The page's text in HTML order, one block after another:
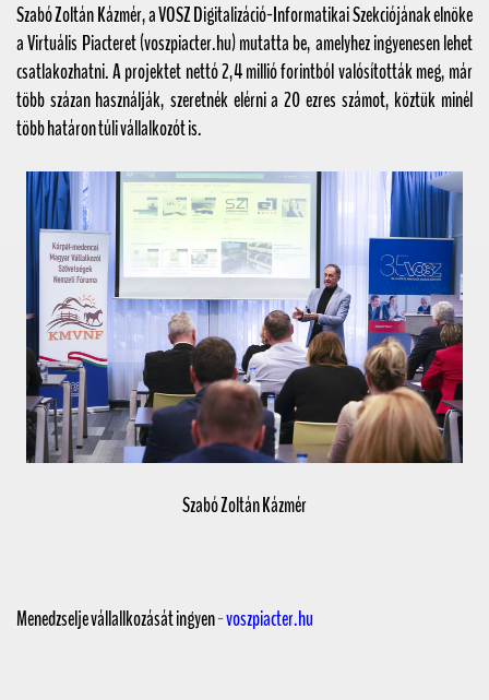
Szabó Zoltán Kázmér, aVOSZ Digitalizáció-Informatikai Szekciójánakelnöke
a Virtuális Piacteret (voszpiacter.hu) mutatta be, amelyhez ingyenesen lehet
csatlakozhatni. A projektet nettó 2,4 millió forintból valósították meg, már
több százan használják, szeretnék elérni a 20 ezres számot, köztük minél
több határon túli vállalkozót is.
Szabó Zoltán Kázmér
Menedzselje vállallkozását ingyen-voszpiacter.hu